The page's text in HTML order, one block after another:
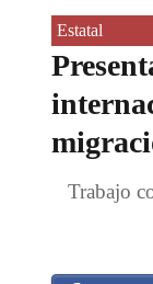
Estatal
Trabajo